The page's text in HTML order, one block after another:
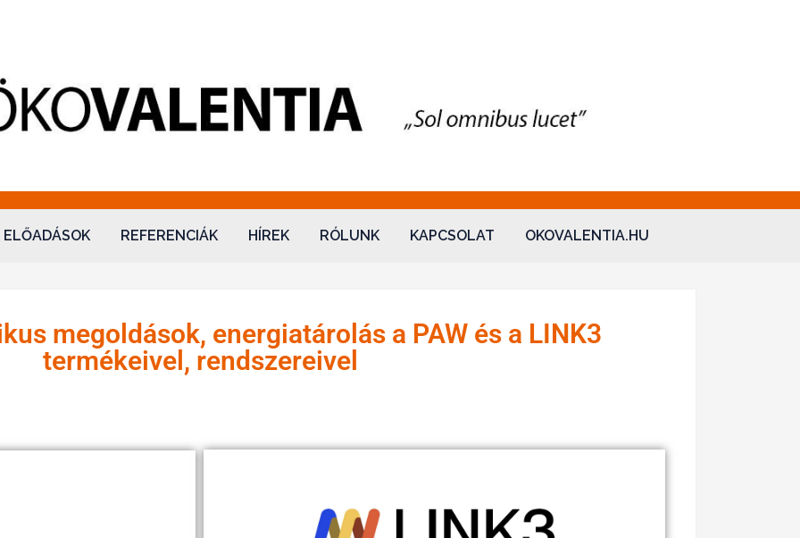
ELŐADÁSOK REFERENCIÁK HÍREK RÓLUNK KAPCSOLAT OKOVALENTIA.HU
megoldások, energiatárolás a PAW és a LINK3
termékeivel, rendszereivel